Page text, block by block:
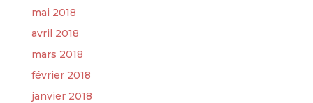
mai 2018
avril 2018
mars 2018
février 2018
janvier 2018